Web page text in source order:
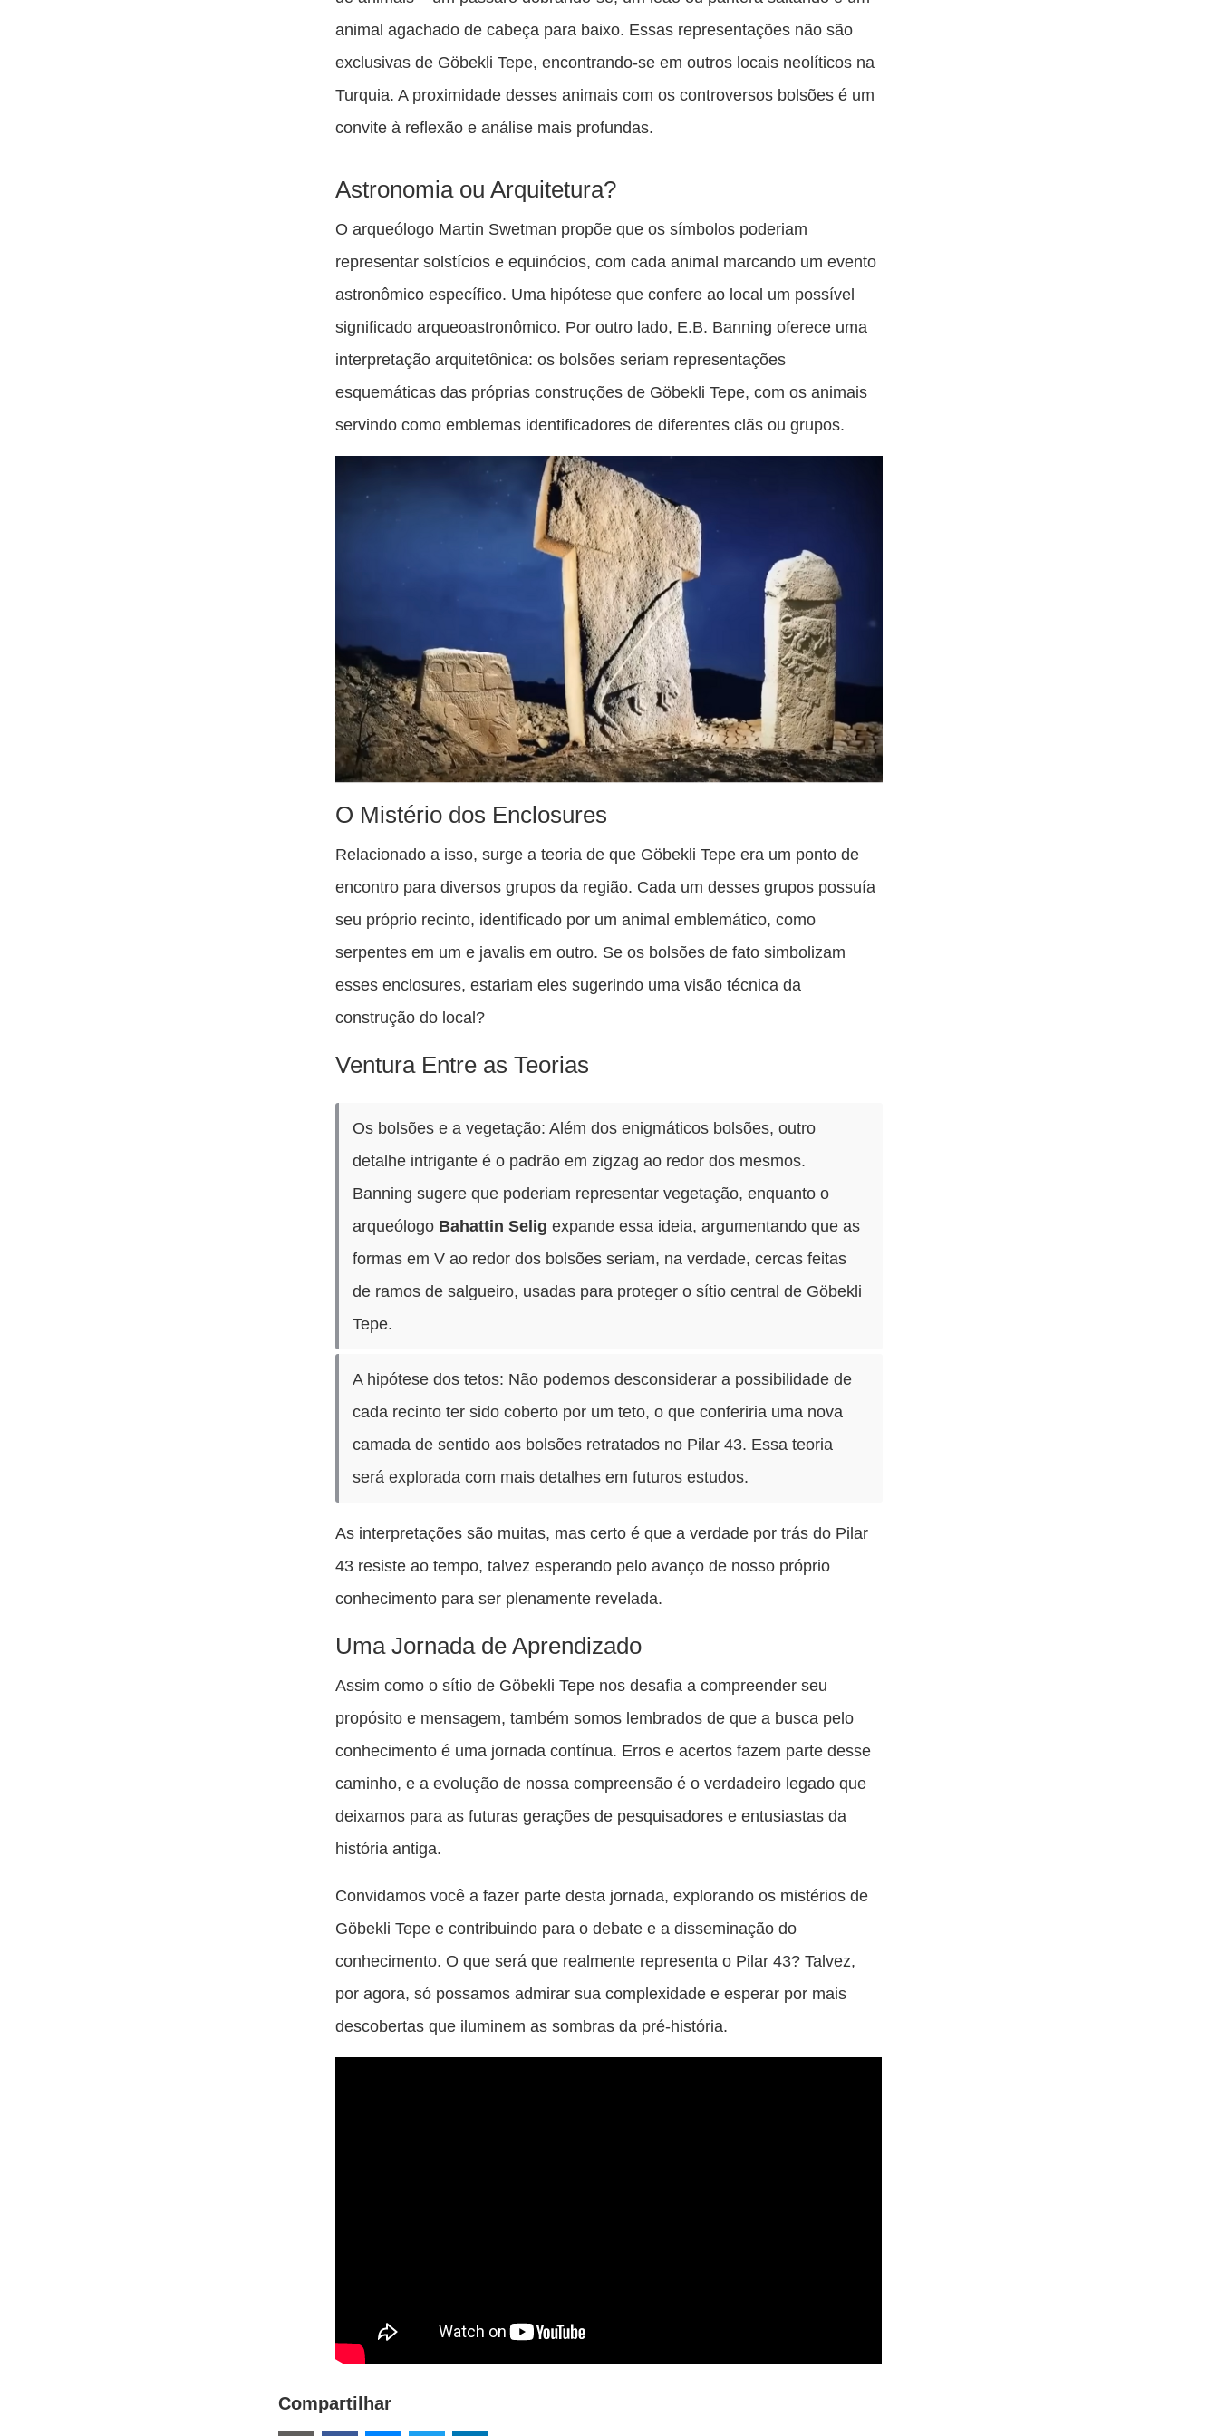
animal agachado de cabeça para baixo. Essas representações não são
exclusivas de Göbekli Tepe, encontrando-se em outros locais neolíticos na
Turquia. A proximidade desses animais com os controversos bolsões é um
convite à reflexão e análise mais profundas.
Astronomia ou Arquitetura?
O arqueólogo Martin Swetman propõe que os símbolos poderiam
representar solstícios e equinócios, com cada animal marcando um evento
astronômico específico. Uma hipótese que confere ao local um possível
significado arqueoastronômico. Por outro lado, E.B. Banning oferece uma
interpretação arquitetônica: os bolsões seriam representações
esquemáticas das próprias construções de Göbekli Tepe, com os animais
servindo como emblemas identificadores de diferentes clãs ou grupos.
O Mistério dos Enclosures
Relacionado a isso, surge a teoria de que Göbekli Tepe era um ponto de
encontro para diversos grupos da região. Cada um desses grupos possuía
seu próprio recinto, identificado por um animal emblemático, como
serpentes em um e javalis em outro. Se os bolsões de fato simbolizam
esses enclosures, estariam eles sugerindo uma visão técnica da
construção do local?
Ventura Entre as Teorias
Os bolsões e a vegetação: Além dos enigmáticos bolsões, outro
detalhe intrigante é o padrão em zigzag ao redor dos mesmos.
Banning sugere que poderiam representar vegetação, enquanto o
arqueólogo Bahattin Selig expande essa ideia, argumentando que as
formas em V ao redor dos bolsões seriam, na verdade, cercas feitas
de ramos de salgueiro, usadas para proteger o sítio central de Göbekli
Tepe.
A hipótese dos tetos: Não podemos desconsiderar a possibilidade de
cada recinto ter sido coberto por um teto, o que conferiria uma nova
camada de sentido aos bolsões retratados no Pilar 43. Essa teoria
será explorada com mais detalhes em futuros estudos.
As interpretações são muitas, mas certo é que a verdade por trás do Pilar
43 resiste ao tempo, talvez esperando pelo avanço de nosso próprio
conhecimento para ser plenamente revelada.
Uma Jornada de Aprendizado
Assim como o sítio de Göbekli Tepe nos desafia a compreender seu
propósito e mensagem, também somos lembrados de que a busca pelo
conhecimento é uma jornada contínua. Erros e acertos fazem parte desse
caminho, e a evolução de nossa compreensão é o verdadeiro legado que
deixamos para as futuras gerações de pesquisadores e entusiastas da
história antiga.
Convidamos você a fazer parte desta jornada, explorando os mistérios de
Göbekli Tepe e contribuindo para o debate e a disseminação do
conhecimento. O que será que realmente representa o Pilar 43? Talvez,
por agora, só possamos admirar sua complexidade e esperar por mais
descobertas que iluminem as sombras da pré-história.
Compartilhar